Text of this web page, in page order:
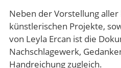
Neben der Vorstellung
künstlerischen Projekte,
von Leyla Ercan ist die
Nachschlagewerk,
Handreichung zugleich.